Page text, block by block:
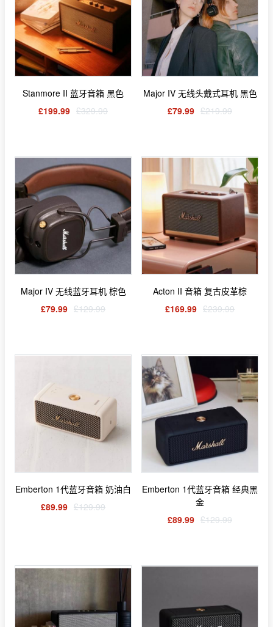
Stanmore II 蓝牙音箱 黑色
£199.99 £329.99
Major IV 无线头戴式耳机 黑色
£79.99 £219.99
Major IV 无线蓝牙耳机 棕色
£79.99 £129.99
Acton II 音箱 复古皮革棕
£169.99 £239.99
Emberton 1代蓝牙音箱 奶油白
£89.99 £129.99
Emberton 1代蓝牙音箱 经典黑
金
£89.99 £129.99